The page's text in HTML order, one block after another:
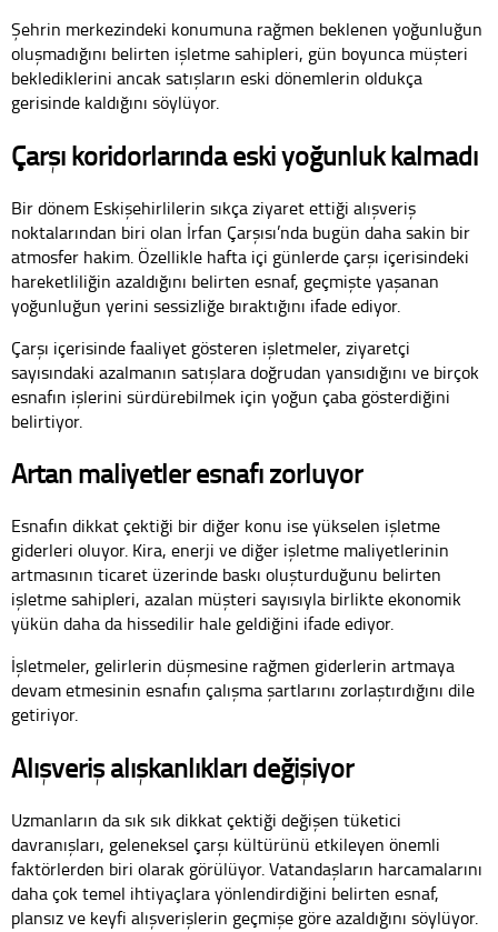
Şehrin merkezindeki konumuna rağmen beklenen yoğunluğun
oluşmadığını belirten işletme sahipleri, gün boyunca müşteri
beklediklerini ancak satışların eski dönemlerin oldukça
gerisinde kaldığını söylüyor.
Çarşı koridorlarında eski yoğunluk kalmadı
Bir dönem Eskişehirlilerin sıkça ziyaret ettiği alışveriş
noktalarından biri olan İrfan Çarşısı’nda bugün daha sakin bir
atmosfer hakim. Özellikle hafta içi günlerde çarşı içerisindeki
hareketliliğin azaldığını belirten esnaf, geçmişte yaşanan
yoğunluğun yerini sessizliğe bıraktığını ifade ediyor.
Çarşı içerisinde faaliyet gösteren işletmeler, ziyaretçi
sayısındaki azalmanın satışlara doğrudan yansıdığını ve birçok
esnafın işlerini sürdürebilmek için yoğun çaba gösterdiğini
belirtiyor.
Artan maliyetler esnafı zorluyor
Esnafın dikkat çektiği bir diğer konu ise yükselen işletme
giderleri oluyor. Kira, enerji ve diğer işletme maliyetlerinin
artmasının ticaret üzerinde baskı oluşturduğunu belirten
işletme sahipleri, azalan müşteri sayısıyla birlikte ekonomik
yükün daha da hissedilir hale geldiğini ifade ediyor.
İşletmeler, gelirlerin düşmesine rağmen giderlerin artmaya
devam etmesinin esnafın çalışma şartlarını zorlaştırdığını dile
getiriyor.
Alışveriş alışkanlıkları değişiyor
Uzmanların da sık sık dikkat çektiği değişen tüketici
davranışları, geleneksel çarşı kültürünü etkileyen önemli
faktörlerden biri olarak görülüyor. Vatandaşların harcamalarını
daha çok temel ihtiyaçlara yönlendirdiğini belirten esnaf,
plansız ve keyfi alışverişlerin geçmişe göre azaldığını söylüyor.